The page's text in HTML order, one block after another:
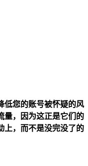
低您的账号被怀疑的风
量，因为这正是它们的
上，而不是没完没了的